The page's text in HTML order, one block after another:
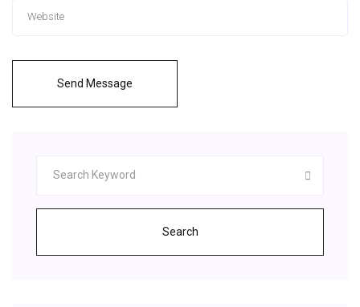
Send Message
Search